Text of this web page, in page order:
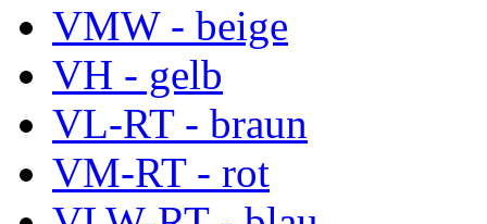
VMW - beige
VH - gelb
VL-RT - braun
VM-RT - rot